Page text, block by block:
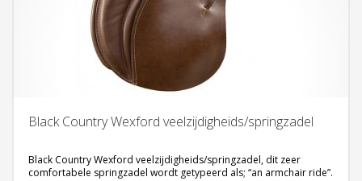
Black Country Wexford veelzijdigheids/springzadel
Black Country Wexford veelzijdigheids/springzadel, dit zeer
comfortabele springzadel wordt getypeerd als; “an armchair ride”.